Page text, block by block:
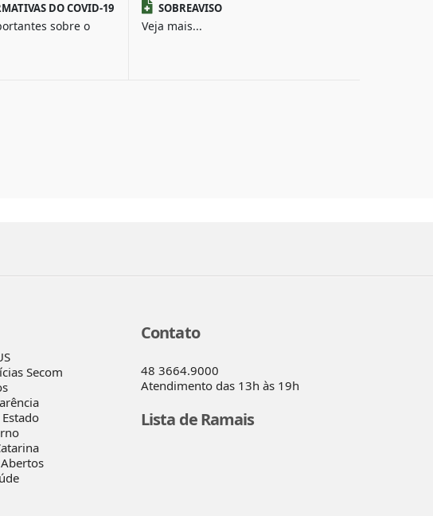
DO COVID-19
sobre o
SOBREAVISO
Veja mais...
Secom
Contato
48 3664.9000
Atendimento das 13h às 19h
Lista de Ramais